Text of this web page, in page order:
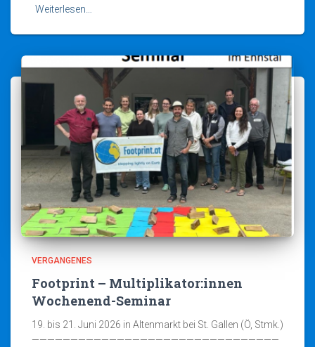
Weiterlesen…
VERGANGENES
Footprint – Multiplikator:innen
Wochenend-Seminar
19. bis 21. Juni 2026 in Altenmarkt bei St. Gallen (Ö, Stmk.)
————————————————————————————————